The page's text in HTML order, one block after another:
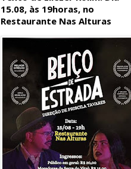
15.08, às 19horas, no
Restaurante Nas Alturas